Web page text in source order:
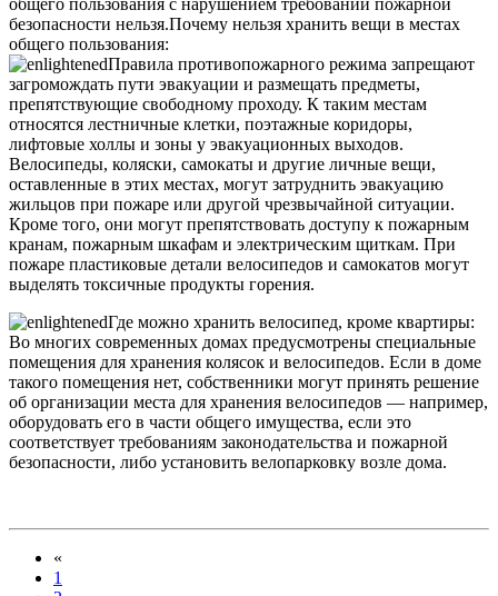
общего пользования с нарушением требований пожарной
безопасности нельзя.Почему нельзя хранить вещи в местах
общего пользования:
Правила противопожарного режима запрещают
загромождать пути эвакуации и размещать предметы,
препятствующие свободному проходу. К таким местам
относятся лестничные клетки, поэтажные коридоры,
лифтовые холлы и зоны у эвакуационных выходов.
Велосипеды, коляски, самокаты и другие личные вещи,
оставленные в этих местах, могут затруднить эвакуацию
жильцов при пожаре или другой чрезвычайной ситуации.
Кроме того, они могут препятствовать доступу к пожарным
кранам, пожарным шкафам и электрическим щиткам. При
пожаре пластиковые детали велосипедов и самокатов могут
выделять токсичные продукты горения.
Где можно хранить велосипед, кроме квартиры:
Во многих современных домах предусмотрены специальные
помещения для хранения колясок и велосипедов. Если в доме
такого помещения нет, собственники могут принять решение
об организации места для хранения велосипедов — например,
оборудовать его в части общего имущества, если это
соответствует требованиям законодательства и пожарной
безопасности, либо установить велопарковку возле дома.
«
1